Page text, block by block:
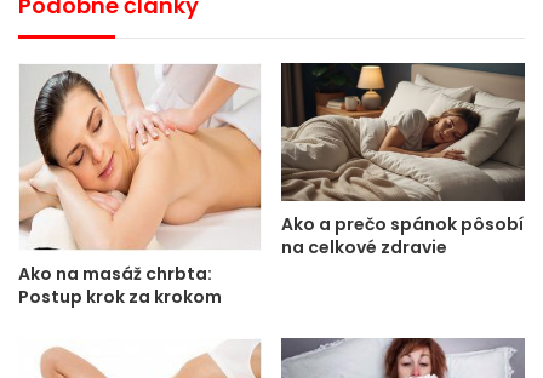
Ako na masáž chrbta:
Postup krok za krokom
Ako a prečo spánok pôsobí
na celkové zdravie